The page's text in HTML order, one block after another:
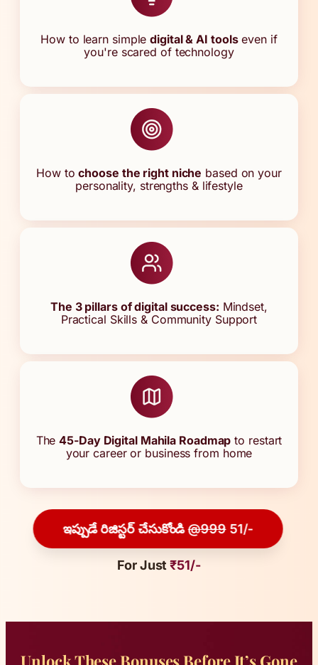
How to learn simpledigital & AI toolseven if
you're scared of technology
How tochoose the right niche based on your
personality, strengths & lifestyle
The 3 pillars of digital success: Mindset,
Practical Skills & Community Support
The45-Day Digital Mahila Roadmap to restart
your career or business from home
ఇప్పుడే రిజిస్టర్ చేసుకోండి@999 51/-
For Just₹51/-